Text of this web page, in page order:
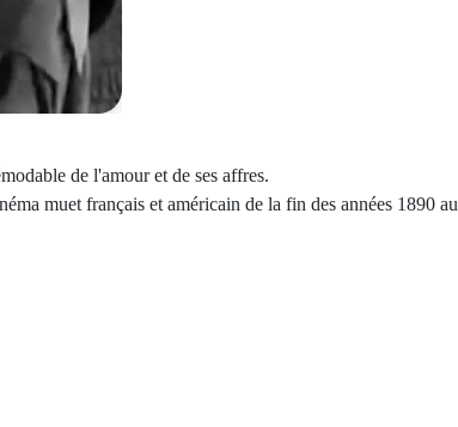
de l'amour et de ses affres.
muet français et américain de la fin des années 1890 au